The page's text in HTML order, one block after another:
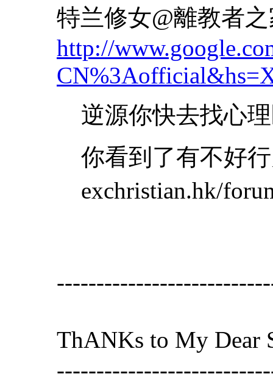
特兰修女@離教者
http://
逆源你快去找心
你看到了有不好
exchristian.hk/
ThANKs to My Dear